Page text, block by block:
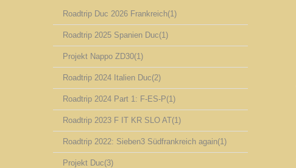
Roadtrip Duc 2026 Frankreich(1)
Roadtrip 2025 Spanien Duc(1)
Projekt Nappo ZD30(1)
Roadtrip 2024 Italien Duc(2)
Roadtrip 2024 Part 1: F-ES-P(1)
Roadtrip 2023 F IT KR SLO AT(1)
Roadtrip 2022: Sieben3 Südfrankreich again(1)
Projekt Duc(3)